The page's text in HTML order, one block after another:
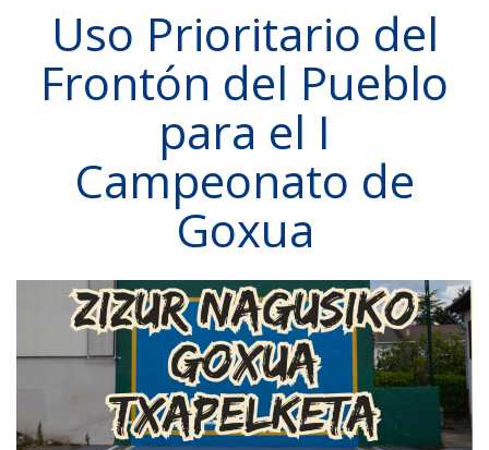
Uso Prioritario del
Frontón del Pueblo
para el I
Campeonato de
Goxua